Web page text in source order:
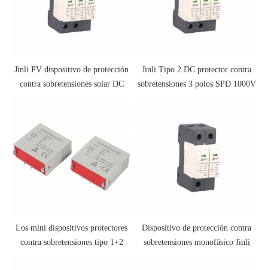
Jinli PV dispositivo de protección
contra sobretensiones solar DC
Jinli Tipo 2 DC protector contra
sobretensiones 3 polos SPD 1000V
Los mini dispositivos protectores
contra sobretensiones tipo 1+2
Dispositivo de protección contra
sobretensiones monofásico Jinli